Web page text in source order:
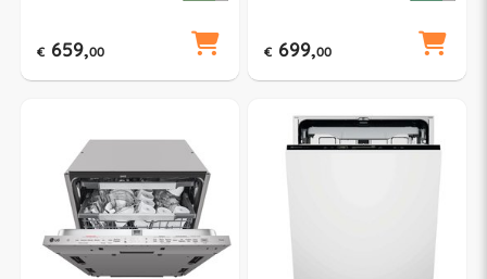
€ 659,00 € 699,00